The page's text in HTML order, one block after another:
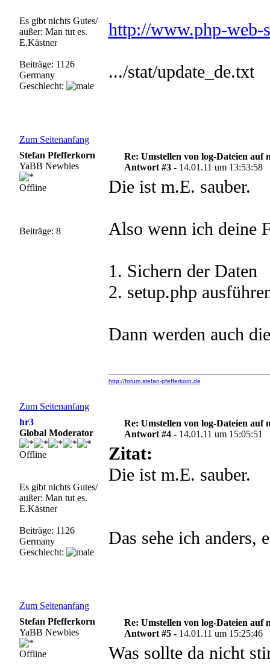
Es gibt nichts Gutes/
außer: Man tut es.
E.Kästner
Beiträge: 1126
Germany
Geschlecht:
http://www.php-web-
.../stat/update_de.txt
Zum Seitenanfang
Stefan Pfefferkorn
YaBB Newbies
Offline
Beiträge: 8
Re: Umstellen von log-Dateien auf
Antwort #3 - 14.01.11 um 13:53:58
Die ist m.E. sauber.
Also wenn ich deine
1. Sichern der Daten
2. setup.php
Dann werden auch
Zum Seitenanfang
http://forum.stefan-pfefferkorn.de
hr3
Global Moderator
Offline
Es gibt nichts Gutes/
außer: Man tut es.
E.Kästner
Beiträge: 1126
Germany
Geschlecht:
Re: Umstellen von log-Dateien auf
Antwort #4 - 14.01.11 um 15:05:51
Zitat:
Die ist m.E. sauber.
Das sehe ich anders,
Zum Seitenanfang
Stefan Pfefferkorn
YaBB Newbies
Offline
Re: Umstellen von log-Dateien auf
Antwort #5 - 14.01.11 um 15:25:46
Was sollte da nicht